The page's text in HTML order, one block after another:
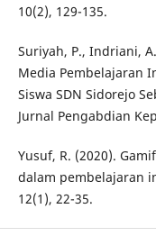
10(2), 129-135.
Suriyah, P., Indriani,
Media Pembelajaran
Siswa SDN Sidorejo
Jurnal Pengabdian
Yusuf, R. (2020).
dalam pembelajaran
12(1), 22-35.